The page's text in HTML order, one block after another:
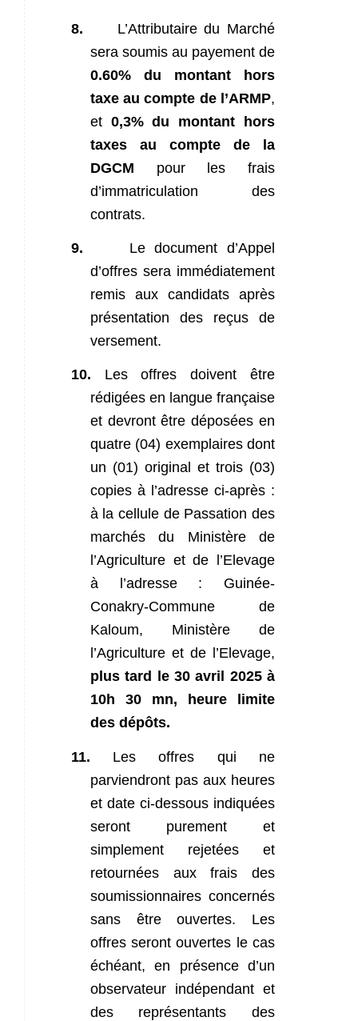
8.
L’Attributaire du Marché
sera soumis au payement de
0.60% du montant hors
taxe au compte de l’ARMP,
et 0,3% du montant hors
taxes au compte de la
DGCM pour les frais
d’immatriculation des
contrats.
9.
Le document d’Appel
d’offres sera immédiatement
remis aux candidats après
présentation des reçus de
versement.
10.
Les offres doivent être
rédigées en langue française
et devront être déposées en
quatre (04) exemplaires dont
un (01) original et trois (03)
copies à l’adresse ci-après :
à la cellule de Passation des
marchés du Ministère de
l’Agriculture et de l’Elevage
à l’adresse : Guinée-
Conakry-Commune de
Kaloum, Ministère de
l’Agriculture et de l’Elevage,
plus tard le 30 avril 2025 à
10h 30 mn, heure limite
des dépôts.
11.
Les offres qui ne
parviendront pas aux heures
et date ci-dessous indiquées
seront purement et
simplement rejetées et
retournées aux frais des
soumissionnaires concernés
sans être ouvertes. Les
offres seront ouvertes le cas
échéant, en présence d’un
observateur indépendant et
des représentants des